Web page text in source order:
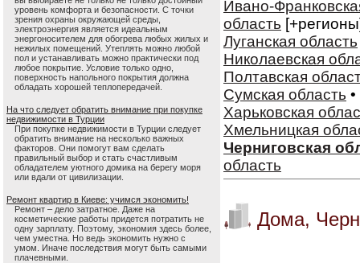
уровень комфорта и безопасности. С точки
зрения охраны окружающей среды,
электроэнергия является идеальным
энергоносителем для обогрева любых жилых и
нежилых помещений. Утеплять можно любой
пол и устанавливать можно практически под
любое покрытие. Условие только одно,
поверхность напольного покрытия должна
обладать хорошей теплопередачей.
На что следует обратить внимание при покупке
недвижимости в Турции
При покупке недвижимости в Турции следует
обратить внимание на несколько важных
факторов. Они помогут вам сделать
правильный выбор и стать счастливым
обладателем уютного домика на берегу моря
или вдали от цивилизации.
Ремонт квартир в Киеве: учимся экономить!
Ремонт – дело затратное. Даже на
косметические работы придется потратить не
одну зарплату. Поэтому, экономия здесь более,
чем уместна. Но ведь экономить нужно с
умом. Иначе последствия могут быть самыми
плачевными.
Ивано-
область
Луганская область
Николаевская
Полтавская
Сумская область •
Харьковская
Хмельницкая
Черниговская
область
Дома,